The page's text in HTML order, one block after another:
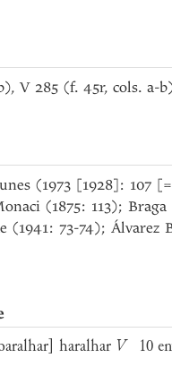
V 285 (f. 45r, cols. a-
(1973 [1928]: 107
(1875: 113);
(1941: 73-74);
haralhar V 10